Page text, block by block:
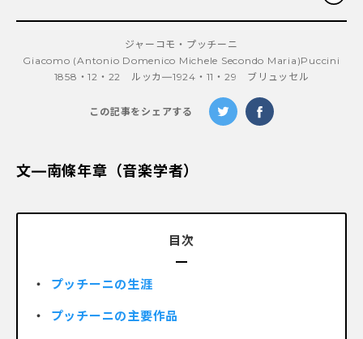
ジャーコモ・プッチーニ
Giacomo (Antonio Domenico Michele Secondo Maria)Puccini
1858・12・22 ルッカ―1924・11・29 ブリュッセル
この記事をシェアする
文―南條年章（音楽学者）
目次
プッチーニの生涯
プッチーニの主要作品